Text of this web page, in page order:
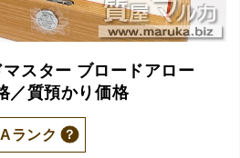
マスター ブロードアロー
／質預かり価格
Aランク